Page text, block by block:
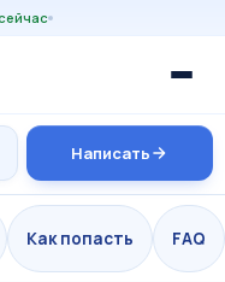
Написать
Как попасть FAQ